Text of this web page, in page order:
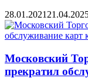
28.01.2021
Московский
прекратил